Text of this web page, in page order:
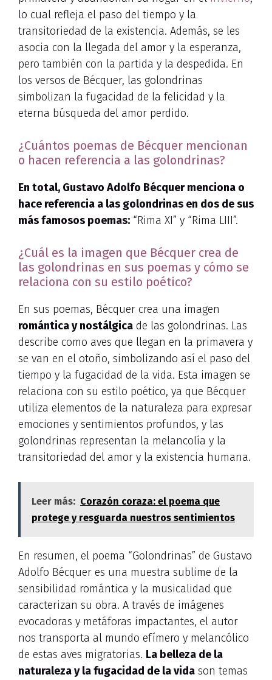
lo cual refleja el paso del tiempo y la
transitoriedad de la existencia. Además, se les
asocia con la llegada del amor y la esperanza,
pero también con la partida y la despedida. En
los versos de Bécquer, las golondrinas
simbolizan la fugacidad de la felicidad y la
eterna búsqueda del amor perdido.
¿Cuántos poemas de Bécquer mencionan
o hacen referencia a las golondrinas?
En total, Gustavo Adolfo Bécquer menciona o
hace referencia a las golondrinas en dos de sus
más famosos poemas: “Rima XI” y “Rima LIII”.
¿Cuál es la imagen que Bécquer crea de
las golondrinas en sus poemas y cómo se
relaciona con su estilo poético?
En sus poemas, Bécquer crea una imagen
romántica y nostálgica de las golondrinas. Las
describe como aves que llegan en la primavera y
se van en el otoño, simbolizando así el paso del
tiempo y la fugacidad de la vida. Esta imagen se
relaciona con su estilo poético, ya que Bécquer
utiliza elementos de la naturaleza para expresar
emociones y sentimientos profundos, y las
golondrinas representan la melancolía y la
transitoriedad del amor y la existencia humana.
Leer más: Corazón coraza: el poema que
protege y resguarda nuestros sentimientos
En resumen, el poema “Golondrinas” de Gustavo
Adolfo Bécquer es una muestra sublime de la
sensibilidad romántica y la musicalidad que
caracterizan su obra. A través de imágenes
evocadoras y metáforas impactantes, el autor
nos transporta al mundo efímero y melancólico
de estas aves migratorias. La belleza de la
naturaleza y la fugacidad de la vida son temas